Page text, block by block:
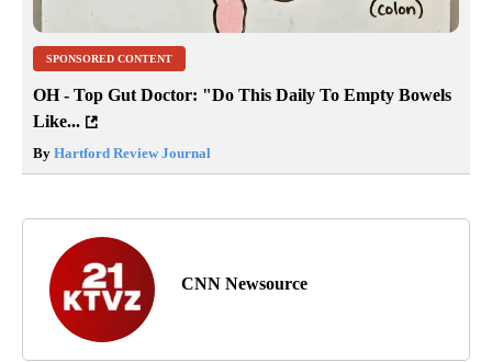
SPONSORED CONTENT
OH - Top Gut Doctor: "Do This Daily To Empty Bowels
Like...
By Hartford Review Journal
CNN Newsource